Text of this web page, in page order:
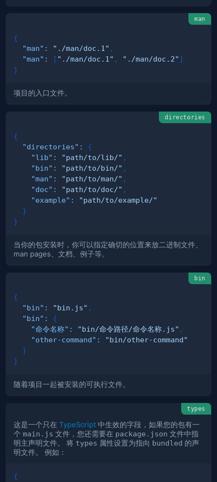
man
{
"man" : "./man/doc.1" ,
"man" : [ "./man/doc.1" , "./man/doc.2" ]
}
项目的入口文件。
directories
{
"directories" :
{
"lib" : "path/to/lib/" ,
"bin" : "path/to/bin/" ,
"man" : "path/to/man/" ,
"doc" : "path/to/doc/" ,
"example" :
"path/to/example/"
}
}
当你的包安装时，你可以指定确切的位置来放二进制文件、
man pages、文档、例子等。
bin
{
"bin" : "bin.js" ,
"bin" :
{
"命令名称" : "bin/命令路径/命令名称.js" ,
"other-command" :
"bin/other-command"
}
}
随着项目一起被安装的可执行文件。
types
这是一个只在 TypeScript 中生效的字段，如果您的包有一
个 main.js 文件，您还需要在 package.json 文件中指
明主声明文件。 将 types 属性设置为指向 bundled 的声
明文件。 例如：
{